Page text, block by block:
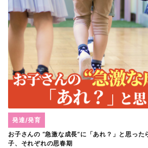
お子さんの “急激な成長”に「あれ？」と思っ
子、それぞれの思春期
発達/発育